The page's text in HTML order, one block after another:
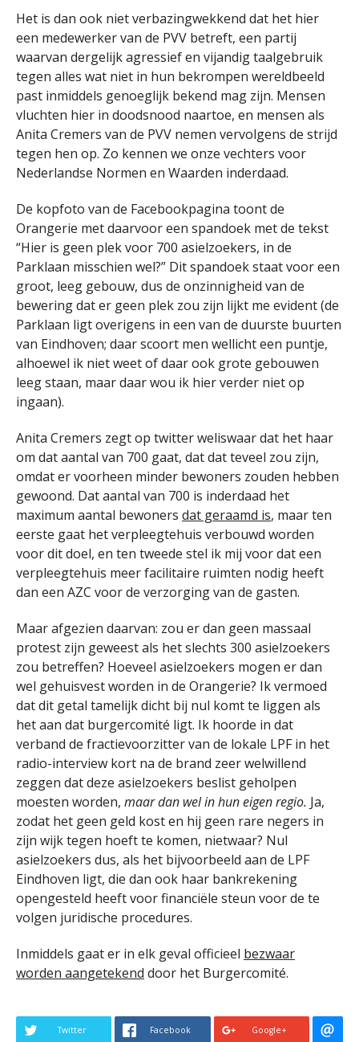
Het is dan ook niet verbazingwekkend dat het hier
een medewerker van de PVV betreft, een partij
waarvan dergelijk agressief en vijandig taalgebruik
tegen alles wat niet in hun bekrompen wereldbeeld
past inmiddels genoeglijk bekend mag zijn. Mensen
vluchten hier in doodsnood naartoe, en mensen als
Anita Cremers van de PVV nemen vervolgens de strijd
tegen hen op. Zo kennen we onze vechters voor
Nederlandse Normen en Waarden inderdaad.
De kopfoto van de Facebookpagina toont de
Orangerie met daarvoor een spandoek met de tekst
“Hier is geen plek voor 700 asielzoekers, in de
Parklaan misschien wel?” Dit spandoek staat voor een
groot, leeg gebouw, dus de onzinnigheid van de
bewering dat er geen plek zou zijn lijkt me evident (de
Parklaan ligt overigens in een van de duurste buurten
van Eindhoven; daar scoort men wellicht een puntje,
alhoewel ik niet weet of daar ook grote gebouwen
leeg staan, maar daar wou ik hier verder niet op
ingaan).
Anita Cremers zegt op twitter weliswaar dat het haar
om dat aantal van 700 gaat, dat dat teveel zou zijn,
omdat er voorheen minder bewoners zouden hebben
gewoond. Dat aantal van 700 is inderdaad het
maximum aantal bewoners dat geraamd is, maar ten
eerste gaat het verpleegtehuis verbouwd worden
voor dit doel, en ten tweede stel ik mij voor dat een
verpleegtehuis meer facilitaire ruimten nodig heeft
dan een AZC voor de verzorging van de gasten.
Maar afgezien daarvan: zou er dan geen massaal
protest zijn geweest als het slechts 300 asielzoekers
zou betreffen? Hoeveel asielzoekers mogen er dan
wel gehuisvest worden in de Orangerie? Ik vermoed
dat dit getal tamelijk dicht bij nul komt te liggen als
het aan dat burgercomité ligt. Ik hoorde in dat
verband de fractievoorzitter van de lokale LPF in het
radio-interview kort na de brand zeer welwillend
zeggen dat deze asielzoekers beslist geholpen
moesten worden, maar dan wel in hun eigen regio. Ja,
zodat het geen geld kost en hij geen rare negers in
zijn wijk tegen hoeft te komen, nietwaar? Nul
asielzoekers dus, als het bijvoorbeeld aan de LPF
Eindhoven ligt, die dan ook haar bankrekening
opengesteld heeft voor financiële steun voor de te
volgen juridische procedures.
Inmiddels gaat er in elk geval officieel bezwaar
worden aangetekend door het Burgercomité.
Twitter Facebook Google+